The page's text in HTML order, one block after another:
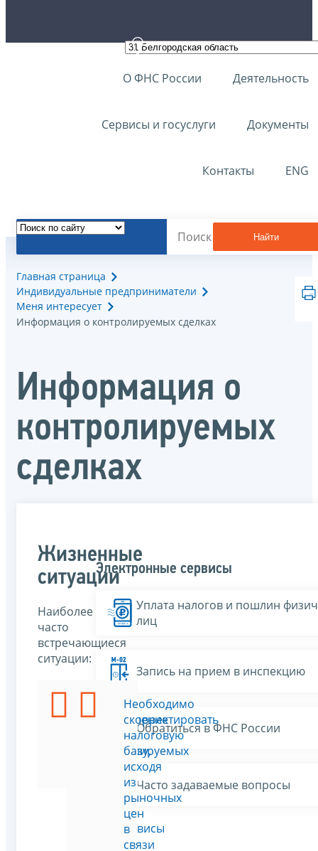
О ФНС России Деятельность
Сервисы и госуслуги Документы
Контакты ENG
Найти
Главная страница
Индивидуальные предприниматели
Меня интересует
Информация о контролируемых сделках
Информация о
контролируемых
сделках
Жизненные
ситуации
Наиболее
часто
встречающиеся
ситуации:
Подать
уведомление
контролируемых
сделках
Необходимо
скорректировать
налоговую
базу,
исходя
из
рыночных
цен
в
связи
Электронные сервисы
Уплата налогов и пошлин
лиц
Запись на прием в инспекцию
Обратиться в ФНС России
Часто задаваемые вопросы
Все сервисы